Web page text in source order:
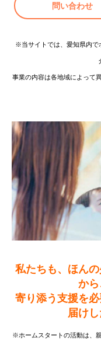
問い合わせ
※当サイトでは、愛知県内で
事業の内容は各地域によって
私たちも、ほん
か
寄り添う支援を
届け
※ホームスタートの活動は、